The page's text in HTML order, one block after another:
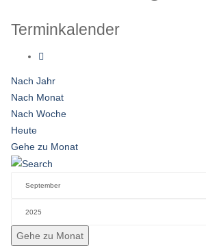
Terminkalender
Nach Jahr
Nach Monat
Nach Woche
Heute
Gehe zu Monat
Gehe zu Monat